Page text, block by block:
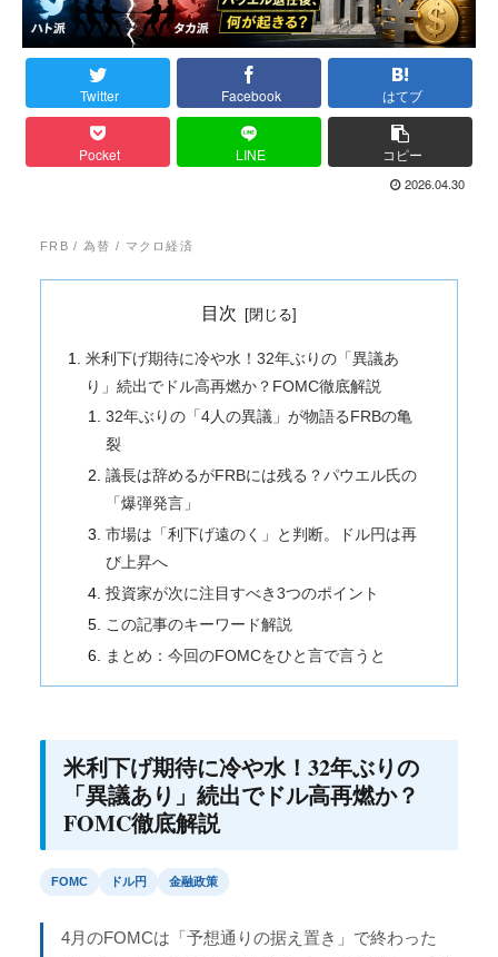
Twitter Facebook はてブ
Pocket LINE コピー
2026.04.30
FRB / 為替 / マクロ経済
目次
米利下げ期待に冷や水！32年ぶりの「異議あ
り」続出でドル高再燃か？FOMC徹底解説
32年ぶりの「4人の異議」が物語るFRBの亀
裂
議長は辞めるがFRBには残る？パウエル氏の
「爆弾発言」
市場は「利下げ遠のく」と判断。ドル円は再
び上昇へ
投資家が次に注目すべき3つのポイント
この記事のキーワード解説
まとめ：今回のFOMCをひと言で言うと
米利下げ期待に冷や水！32年ぶりの
「異議あり」続出でドル高再燃か？
FOMC徹底解説
FOMC ドル円 金融政策
4月のFOMCは「予想通りの据え置き」で終わった